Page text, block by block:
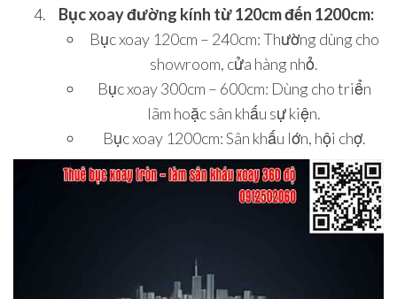
Bục xoay đường kính từ 120cm đến 1200cm:
Bục xoay 120cm – 240cm: Thường dùng cho
showroom, cửa hàng nhỏ.
Bục xoay 300cm – 600cm: Dùng cho triển
lãm hoặc sân khấu sự kiện.
Bục xoay 1200cm: Sân khấu lớn, hội chợ.